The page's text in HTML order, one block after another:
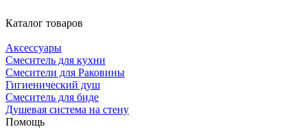
Каталог товаров
Аксессуары
Смеситель для кухни
Смесители для Раковины
Гигиенический душ
Смеситель для биде
Душевая система на стену
Помощь